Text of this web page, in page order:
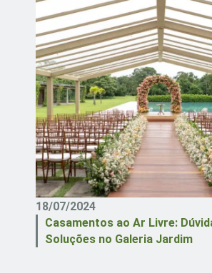
18/07/2024
Casamentos ao Ar Livre:
Soluções no Galeria Jardim